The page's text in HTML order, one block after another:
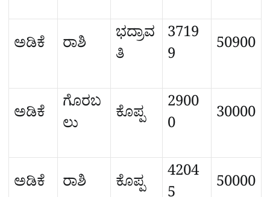
ಅಡಿಕೆ ರಾಶಿ
ಭದ್ರಾವ
ತಿ
3719
9
50900
ಅಡಿಕೆ
ಗೊರಬ
ಲು
ಕೊಪ್ಪ
2900
0
30000
ಅಡಿಕೆ ರಾಶಿ ಕೊಪ್ಪ
4204
50000